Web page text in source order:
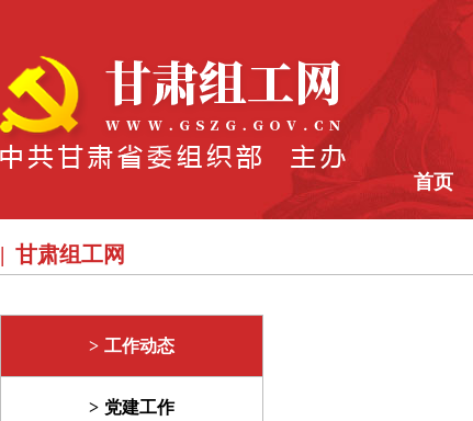
首页
甘肃组工网
工作动态
党建工作